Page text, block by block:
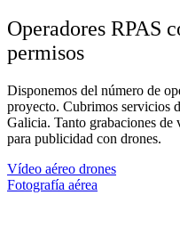
Operadores RPAS
permisos
Disponemos del número de
proyecto. Cubrimos servicios
Galicia. Tanto grabaciones
para publicidad con drones.
Vídeo aéreo drones
Fotografía aérea